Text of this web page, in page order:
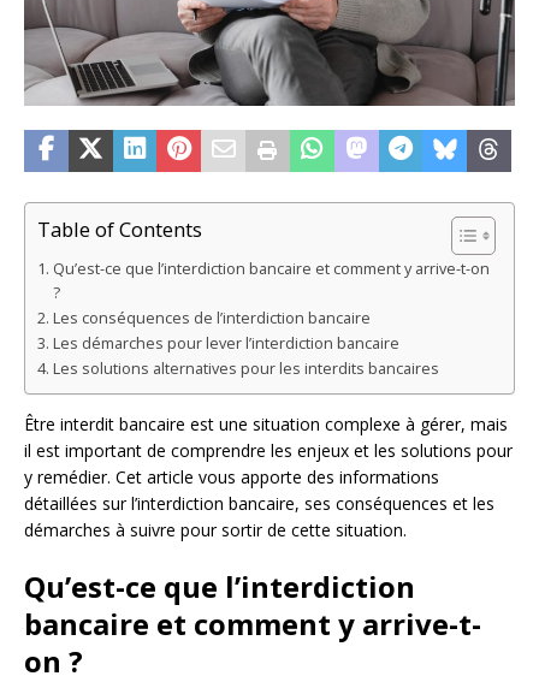
Table of Contents
Qu’est-ce que l’interdiction bancaire et comment y arrive-t-on
?
Les conséquences de l’interdiction bancaire
Les démarches pour lever l’interdiction bancaire
Les solutions alternatives pour les interdits bancaires
Être interdit bancaire est une situation complexe à gérer, mais
il est important de comprendre les enjeux et les solutions pour
y remédier. Cet article vous apporte des informations
détaillées sur l’interdiction bancaire, ses conséquences et les
démarches à suivre pour sortir de cette situation.
Qu’est-ce que l’interdiction
bancaire et comment y arrive-t-
on ?